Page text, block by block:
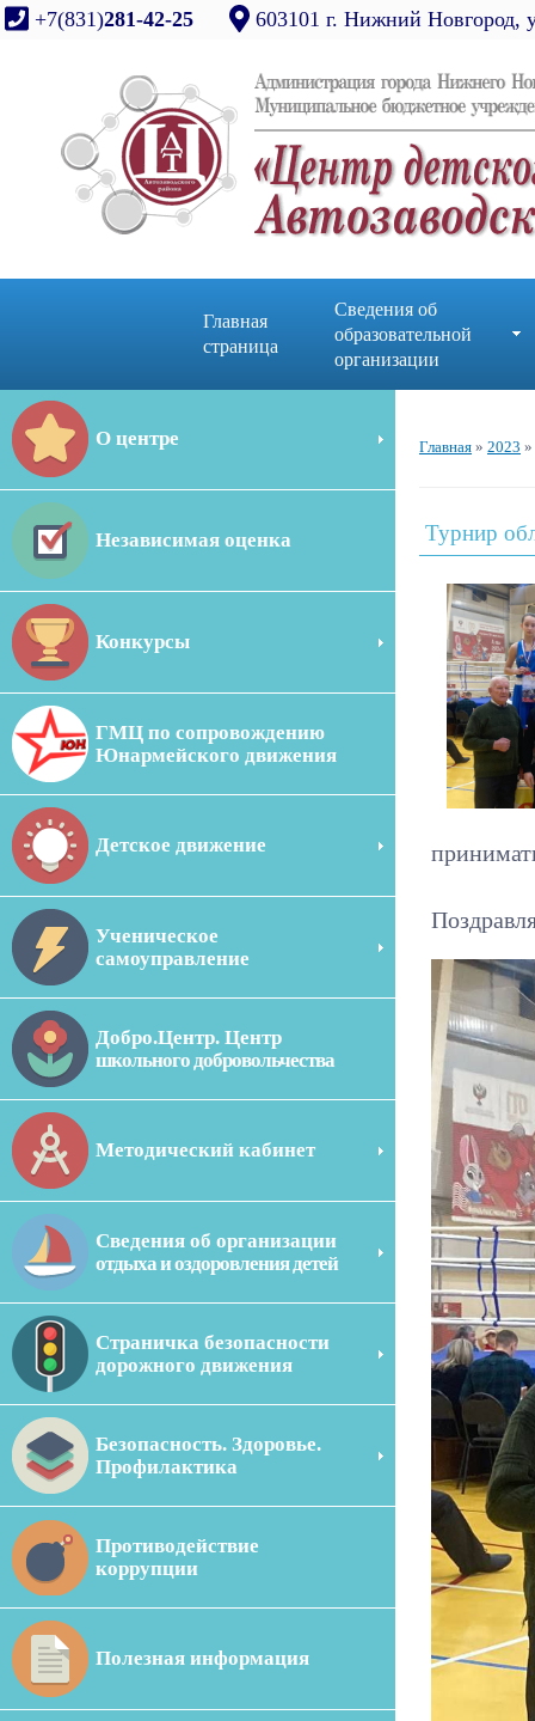
+7(831)281-42-25 603101 г. Нижний Новгород,
Главная
страница
Сведения об
образовательной
организации
О центре
Независимая оценка
Конкурсы
ГМЦ по сопровождению
Юнармейского движения
Детское движение
Ученическое
самоуправление
Добро.Центр. Центр
школьного добровольчества
Методический кабинет
Сведения об организации
отдыха и оздоровления детей
Страничка безопасности
дорожного движения
Безопасность. Здоровье.
Профилактика
Противодействие
коррупции
Полезная информация
Главная » 2023 »
Турнир